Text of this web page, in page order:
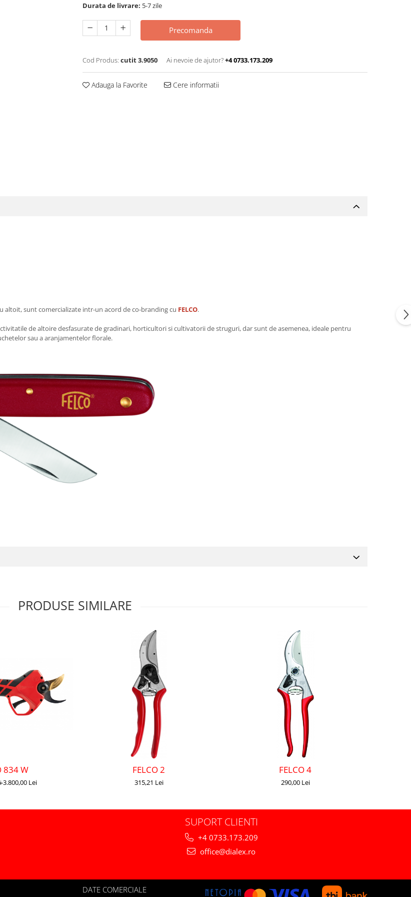
Durata de livrare: 5-7 zile
Precomanda
Cod Produs: cutit 3.9050 Ai nevoie de ajutor?+4 0733.173.209
Adauga la Favorite Cere informatii
altoit, sunt comercializate intr-un acord de co-branding cu FELCO.
de altoire desfasurate de gradinari, horticultori si cultivatorii de struguri, dar sunt de asemenea, ideale pentru
sau a aranjamentelor florale.​
PRODUSE SIMILARE
834 W
3.800,00 Lei
FELCO 2
315,21 Lei
FELCO 4
290,00 Lei
SUPORT CLIENTI
+4 0733.173.209
office@dialex.ro
DATE COMERCIALE